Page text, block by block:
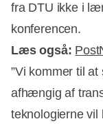
fra DTU ikke i
konferencen.
Læs også:
”Vi kommer til
afhængig af
teknologierne vil